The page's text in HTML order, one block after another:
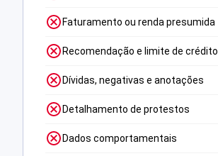
Faturamento ou renda presumida
Recomendação e limite de crédito
Dívidas, negativas e anotações
Detalhamento de protestos
Dados comportamentais